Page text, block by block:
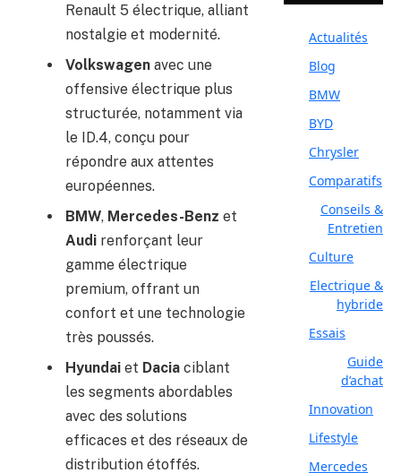
Renault 5 électrique, alliant
nostalgie et modernité.
Volkswagen avec une
offensive électrique plus
structurée, notamment via
le ID.4, conçu pour
répondre aux attentes
européennes.
BMW, Mercedes-Benz et
Audi renforçant leur
gamme électrique
premium, offrant un
confort et une technologie
très poussés.
Hyundai et Dacia ciblant
les segments abordables
avec des solutions
efficaces et des réseaux de
distribution étoffés.
Actualités
Blog
BMW
BYD
Chrysler
Comparatifs
Conseils &
Entretien
Culture
Electrique &
hybride
Essais
Guide
d’achat
Innovation
Lifestyle
Mercedes